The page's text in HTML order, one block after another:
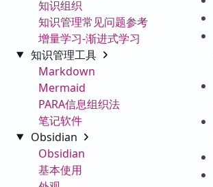
知识组织
知识管理常见问题参考
增量学习-渐进式学习
知识管理工具
Markdown
Mermaid
PARA信息组织法
笔记软件
Obsidian
Obsidian
基本使用